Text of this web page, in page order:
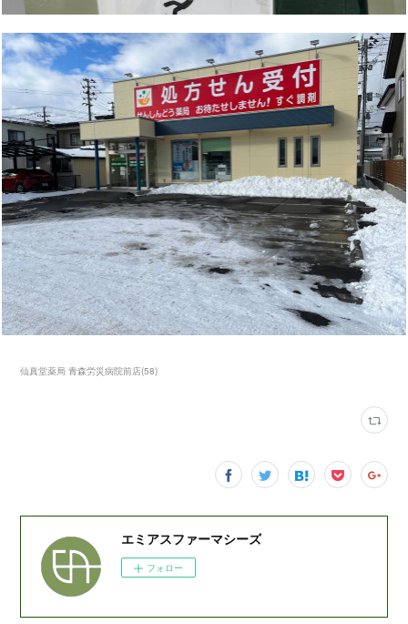
仙真堂薬局 青森労災病院前店(58)
エミアスファーマシーズ
フォロー